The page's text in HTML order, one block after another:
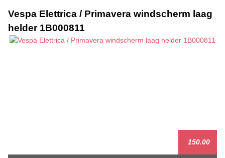
Vespa Elettrica / Primavera windscherm laag
helder 1B000811
150.00